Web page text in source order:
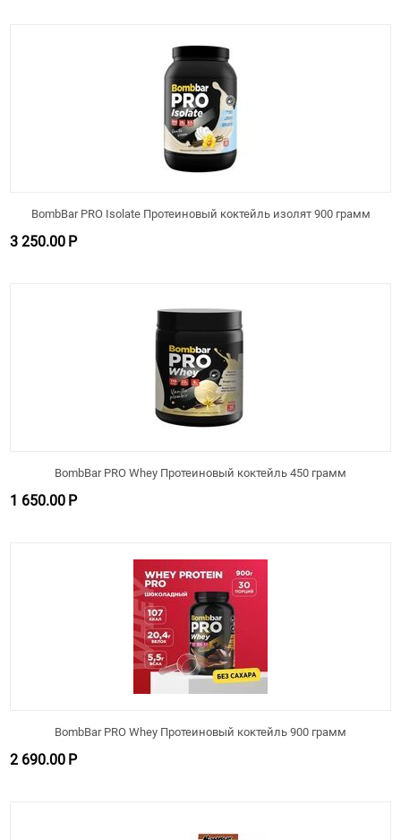
BombBar PRO Isolate Протеиновый коктейль изолят 900 грамм
3 250.00 Р
BombBar PRO Whey Протеиновый коктейль 450 грамм
1 650.00 Р
BombBar PRO Whey Протеиновый коктейль 900 грамм
2 690.00 Р